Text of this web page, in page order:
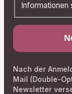
Informationen
Nach der
Mail (Double-
Newsletter